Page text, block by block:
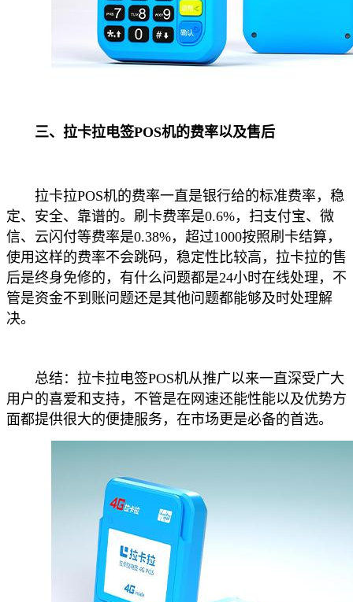
三、拉卡拉电签POS机的费率以及售后
拉卡拉POS机的费率一直是银行给的标准费率，稳
定、安全、靠谱的。刷卡费率是0.6%，扫支付宝、微
信、云闪付等费率是0.38%，超过1000按照刷卡结算，
使用这样的费率不会跳码，稳定性比较高，拉卡拉的售
后是终身免修的，有什么问题都是24小时在线处理，不
管是资金不到账问题还是其他问题都能够及时处理解
决。
总结：拉卡拉电签POS机从推广以来一直深受广大
用户的喜爱和支持，不管是在网速还能性能以及优势方
面都提供很大的便捷服务，在市场更是必备的首选。